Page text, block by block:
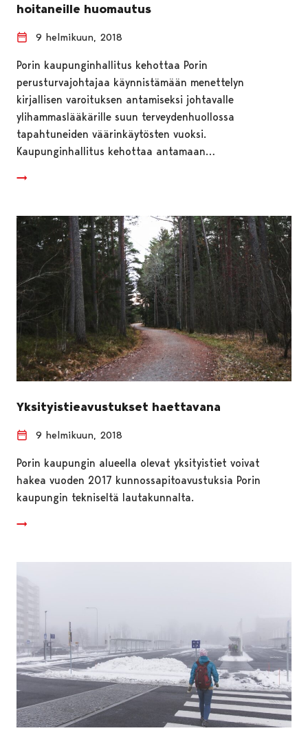
hoitaneille huomautus
9 helmikuun, 2018
Porin kaupunginhallitus kehottaa Porin
perusturvajohtajaa käynnistämään menettelyn
kirjallisen varoituksen antamiseksi johtavalle
ylihammaslääkärille suun terveydenhuollossa
tapahtuneiden väärinkäytösten vuoksi.
Kaupunginhallitus kehottaa antamaan…
Yksityistieavustukset haettavana
9 helmikuun, 2018
Porin kaupungin alueella olevat yksityistiet voivat
hakea vuoden 2017 kunnossapitoavustuksia Porin
kaupungin tekniseltä lautakunnalta.